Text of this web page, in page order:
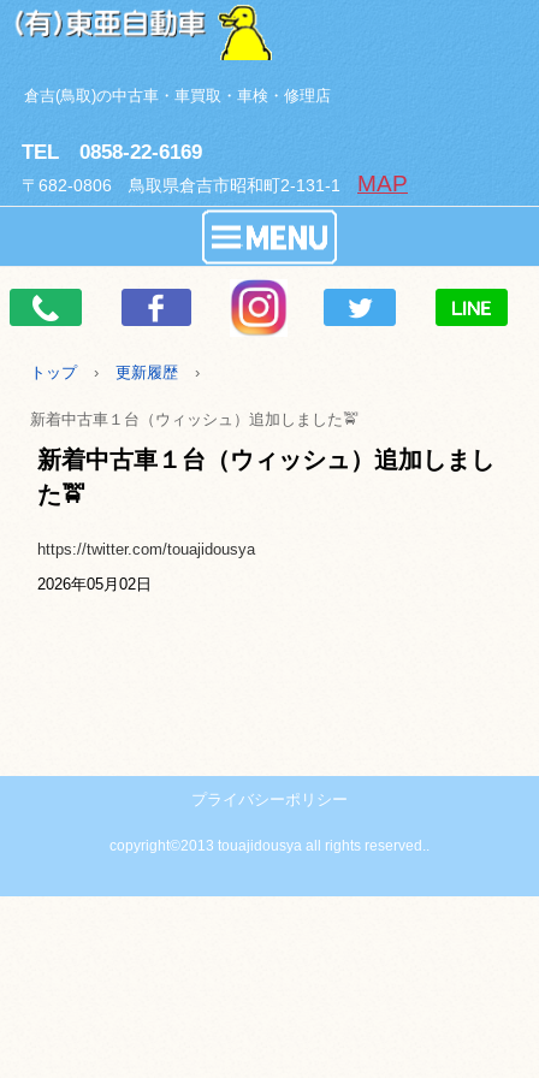
倉吉(鳥取)の中古車・車買取・車検・修理店
TEL 0858-22-6169
〒682-0806 鳥取県倉吉市昭和町2-131-1 MAP
トップ › 更新履歴 ›
新着中古車１台（ウィッシュ）追加しました🚖
新着中古車１台（ウィッシュ）追加しまし
た🚖
https://twitter.com/touajidousya
2026年05月02日
プライバシーポリシー
copyright©2013 touajidousya all rights reserved..